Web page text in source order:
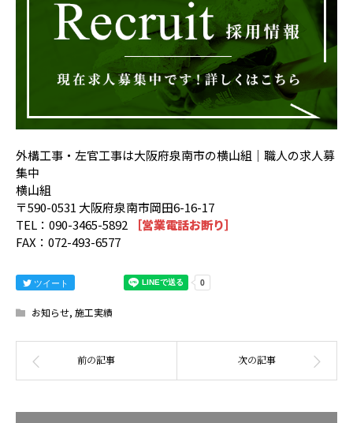
外構工事・左官工事は大阪府泉南市の横山組｜職人の求人募
集中
横山組
〒590-0531 大阪府泉南市岡田6-16-17
TEL：090-3465-5892
［営業電話お断り］
FAX：072-493-6577
ツイート
お知らせ, 施工実績